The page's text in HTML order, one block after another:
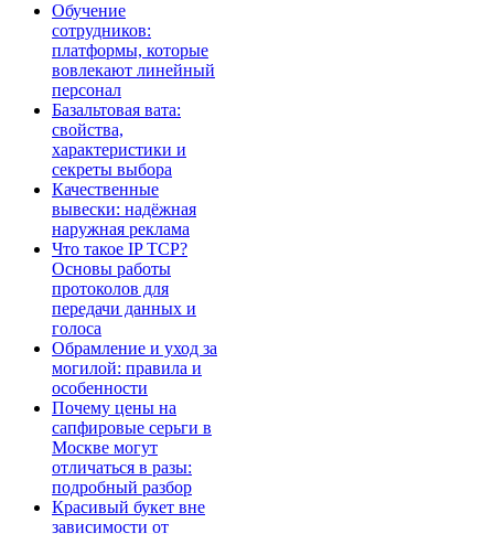
Обучение
сотрудников:
платформы, которые
вовлекают линейный
персонал
Базальтовая вата:
свойства,
характеристики и
секреты выбора
Качественные
вывески: надёжная
наружная реклама
Что такое IP TCP?
Основы работы
протоколов для
передачи данных и
голоса
Обрамление и уход за
могилой: правила и
особенности
Почему цены на
сапфировые серьги в
Москве могут
отличаться в разы:
подробный разбор
Красивый букет вне
зависимости от